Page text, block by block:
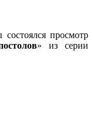
просмотр
» из серии